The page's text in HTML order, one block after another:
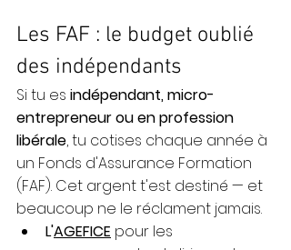
Les FAF : le budget oublié
des indépendants
Si tu es indépendant, micro-
entrepreneur ou en profession
libérale, tu cotises chaque année à
un Fonds d'Assurance Formation
(FAF). Cet argent t'est destiné — et
beaucoup ne le réclament jamais.
L'AGEFICE pour les